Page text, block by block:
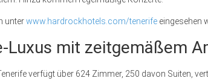
unterwww.hardrockhotels.com/tenerife eingesehen
Luxus mit zeitgemäßem
verfügt über 624 Zimmer, 250 davon Suiten,